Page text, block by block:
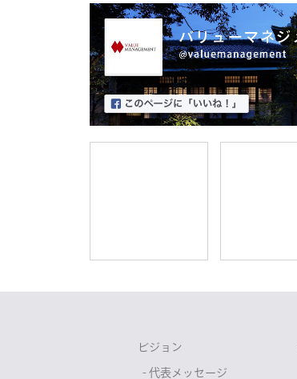
ビジョン
- 代表メッセージ